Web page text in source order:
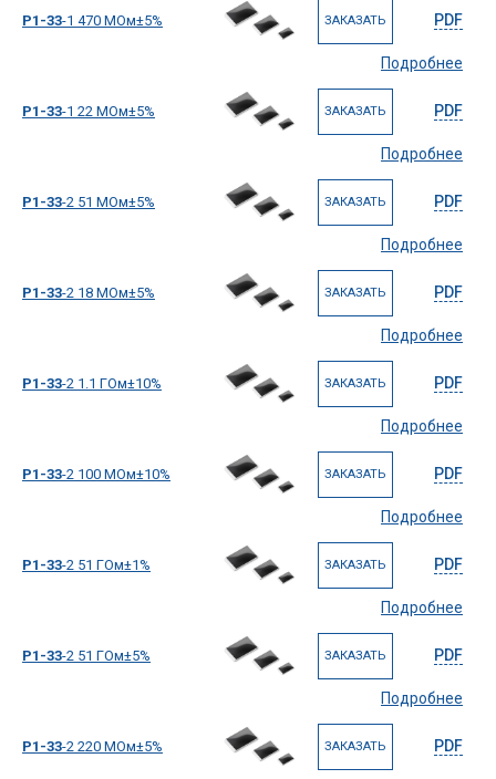
Р1-33-1 470 МОм±5% ЗАКАЗАТЬ
Подробнее
PDF
Р1-33-1 22 МОм±5% ЗАКАЗАТЬ
Подробнее
PDF
Р1-33-2 51 МОм±5% ЗАКАЗАТЬ
Подробнее
PDF
Р1-33-2 18 МОм±5% ЗАКАЗАТЬ
Подробнее
PDF
Р1-33-2 1.1 ГОм±10% ЗАКАЗАТЬ
Подробнее
PDF
Р1-33-2 100 МОм±10% ЗАКАЗАТЬ
Подробнее
PDF
Р1-33-2 51 ГОм±1% ЗАКАЗАТЬ
Подробнее
PDF
Р1-33-2 51 ГОм±5% ЗАКАЗАТЬ
Подробнее
PDF
Р1-33-2 220 МОм±5% ЗАКАЗАТЬ PDF